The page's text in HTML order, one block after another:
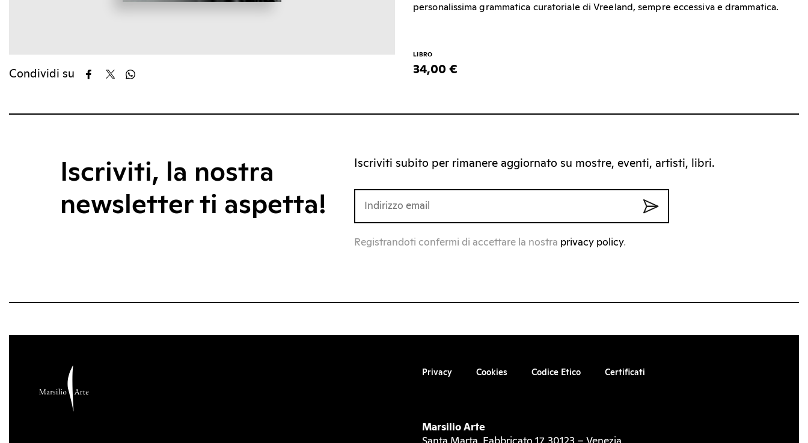
Condividi su
personalissima grammatica curatoriale di Vreeland, sempre eccessiva e drammatica.
LIBRO
34,00 €
Iscriviti, la nostra
newsletter ti aspetta!
Iscriviti subito per rimanere aggiornato su mostre, eventi, artisti, libri.
Registrandoti confermi di accettare la nostra privacy policy.
Privacy Cookies Codice Etico Certificati
Marsilio Arte